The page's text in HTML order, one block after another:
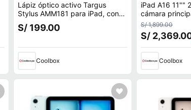
Lápiz óptico activo Targus
Stylus AMM181 para iPad, con
carga inalámbrica, blanco
S/ 199.00
Coolbox
iPad A16 11""
cámara
12MP, Chip
S/ 1,899.00
S/
Coolbox